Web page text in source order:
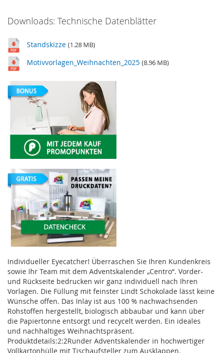
Downloads: Technische Datenblätter
Standskizze (1.28 MB)
Motivvorlagen_Weihnachten_2025 (8.96 MB)
Individueller Eyecatcher! Überraschen Sie Ihren Kundenkreis
sowie Ihr Team mit dem Adventskalender „Centro“. Vorder-
und Rückseite bedrucken wir ganz individuell nach Ihren
Vorlagen. Die Füllung mit feinster Lindt Schokolade lässt keine
Wünsche offen. Das Inlay ist aus 100 % nachwachsenden
Rohstoffen hergestellt, biologisch abbaubar und kann über
die Papiertonne entsorgt und recycelt werden. Ein ideales
und nachhaltiges Weihnachtspräsent.
Produktdetails:2:2Runder Adventskalender in hochwertiger
Vollkartonhülle mit Tischaufsteller zum Ausklappen.